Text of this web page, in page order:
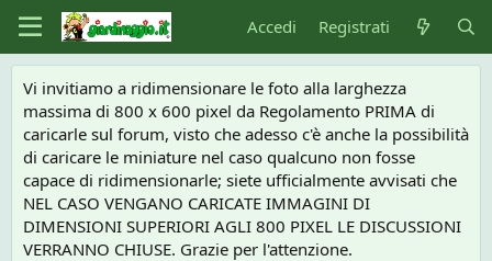
Accedi Registrati
Vi invitiamo a ridimensionare le foto alla larghezza
massima di 800 x 600 pixel da Regolamento PRIMA di
caricarle sul forum, visto che adesso c'è anche la possibilità
di caricare le miniature nel caso qualcuno non fosse
capace di ridimensionarle; siete ufficialmente avvisati che
NEL CASO VENGANO CARICATE IMMAGINI DI
DIMENSIONI SUPERIORI AGLI 800 PIXEL LE DISCUSSIONI
VERRANNO CHIUSE. Grazie per l'attenzione.